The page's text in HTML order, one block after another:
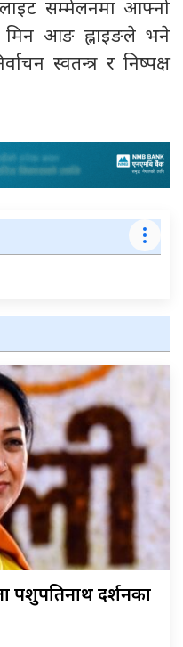
लाइट सम्मेलनमा आफ्नो
मिन आङ ह्लाइङले भने
स्वतन्त्र र निष्पक्ष
पशुपतिनाथ दर्शनका